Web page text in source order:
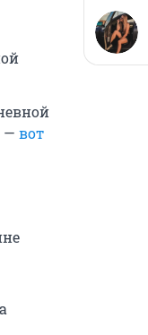
— вот